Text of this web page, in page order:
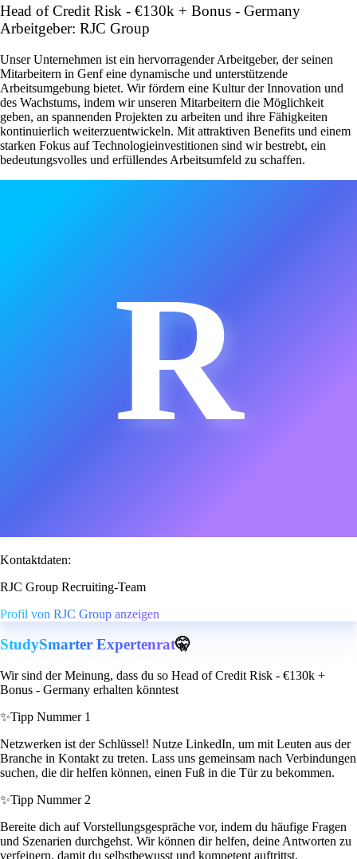
Head of Credit Risk - €130k + Bonus - Germany
Arbeitgeber: RJC Group
Unser Unternehmen ist ein hervorragender Arbeitgeber, der seinen
Mitarbeitern in Genf eine dynamische und unterstützende
Arbeitsumgebung bietet. Wir fördern eine Kultur der Innovation und
des Wachstums, indem wir unseren Mitarbeitern die Möglichkeit
geben, an spannenden Projekten zu arbeiten und ihre Fähigkeiten
kontinuierlich weiterzuentwickeln. Mit attraktiven Benefits und einem
starken Fokus auf Technologieinvestitionen sind wir bestrebt, ein
bedeutungsvolles und erfüllendes Arbeitsumfeld zu schaffen.
R
Kontaktdaten:
RJC Group Recruiting-Team
Profil von RJC Group anzeigen
StudySmarter Expertenrat🤫
Wir sind der Meinung, dass du so Head of Credit Risk - €130k +
Bonus - Germany erhalten könntest
✨Tipp Nummer 1
Netzwerken ist der Schlüssel! Nutze LinkedIn, um mit Leuten aus der
Branche in Kontakt zu treten. Lass uns gemeinsam nach Verbindungen
suchen, die dir helfen können, einen Fuß in die Tür zu bekommen.
✨Tipp Nummer 2
Bereite dich auf Vorstellungsgespräche vor, indem du häufige Fragen
und Szenarien durchgehst. Wir können dir helfen, deine Antworten zu
verfeinern, damit du selbstbewusst und kompetent auftrittst.